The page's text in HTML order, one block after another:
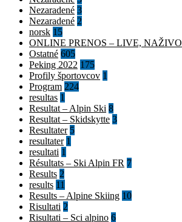
Nezaradené 3
Nezaradené 2
norsk 15
ONLINE PRENOS – LIVE, NAŽIVO
Ostatné 605
Peking 2022 175
Profily športovcov 1
Program 224
resultas 1
Resultat – Alpin Ski 8
Resultat – Skidskytte 3
Resultater 5
resultater 1
resultati 1
Résultats – Ski Alpin FR 7
Results 2
results 11
Results – Alpine Skiing 10
Risultati 2
Risultati – Sci alpino 6